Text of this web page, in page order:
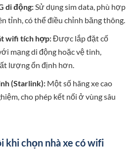
di động:Sử dụng sim data, phù hợp
tỉnh, có thể điều chỉnh băng thông.
wifi tích hợp:Được lắp đặt cố
mạng di động hoặc vệ tinh,
lượng ổn định hơn.
(Starlink):Một số hãng xe cao
cho phép kết nối ở vùng sâu
chọn nhà xe có wifi